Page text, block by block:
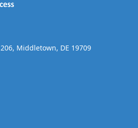
Middletown, DE 19709